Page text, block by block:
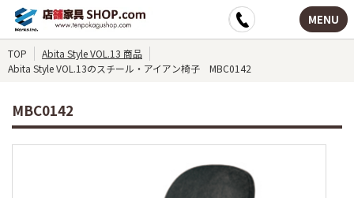
MENU
TOP
Abita Style VOL.13 商品
Abita Style VOL.13のスチール・アイアン椅子 MBC0142
MBC0142